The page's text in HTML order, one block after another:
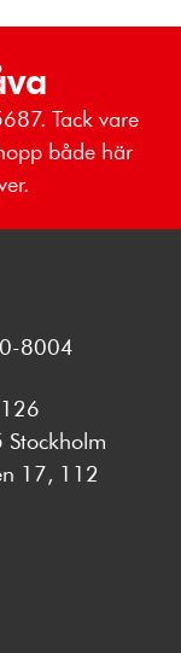
Tack vare
både här
8004
17, 112